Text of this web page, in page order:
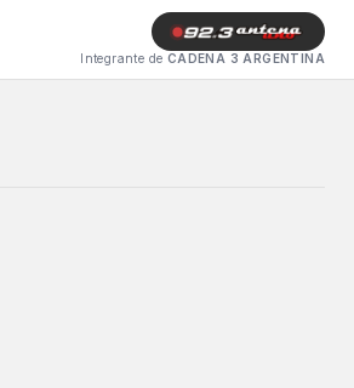
Integrante de CADENA 3 ARGENTINA